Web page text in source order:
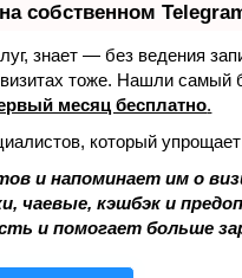
собственном
знает — без ведения
визитах тоже. Нашли
месяц бесплатно.
который
и напоминает им о
чаевые, кэшбэк и
и помогает больше